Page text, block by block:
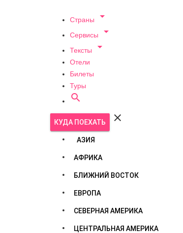
Страны 
Сервисы 
Тексты 
Отели
Билеты
Туры

КУДА ПОЕХАТЬ 
АЗИЯ
АФРИКА
БЛИЖНИЙ ВОСТОК
ЕВРОПА
СЕВЕРНАЯ АМЕРИКА
ЦЕНТРАЛЬНАЯ АМЕРИКА